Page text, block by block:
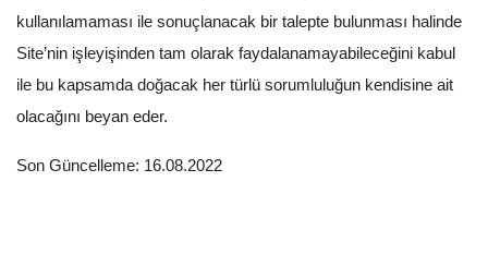
kullanılamaması ile sonuçlanacak bir talepte bulunması halinde
Site’nin işleyişinden tam olarak faydalanamayabileceğini kabul
ile bu kapsamda doğacak her türlü sorumluluğun kendisine ait
olacağını beyan eder.
Son Güncelleme: 16.08.2022